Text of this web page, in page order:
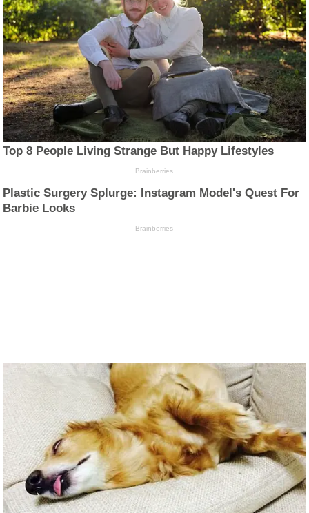
Top 8 People Living Strange But Happy Lifestyles
Brainberries
Plastic Surgery Splurge: Instagram Model's Quest For
Barbie Looks
Brainberries